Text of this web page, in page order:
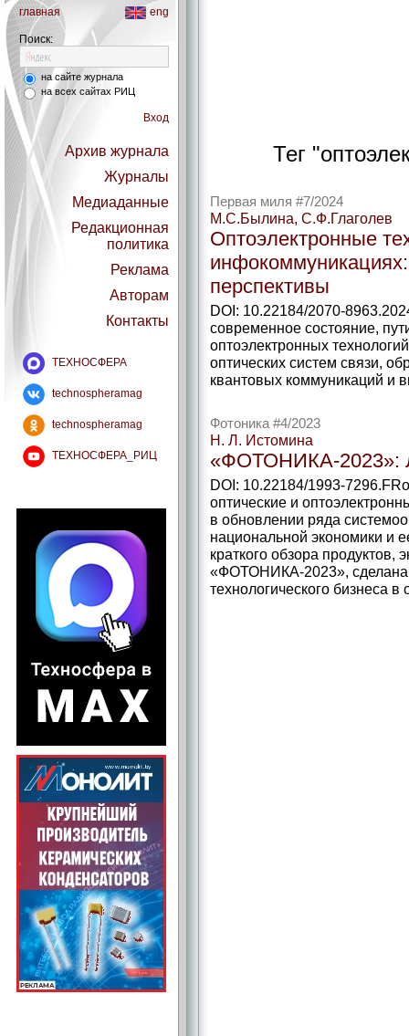
главная eng
Поиск:
на сайте журнала
на всех сайтах РИЦ
Вход
Архив журнала
Журналы
Медиаданные
Редакционная
политика
Реклама
Авторам
Контакты
ТЕХНОСФЕРА
technospheramag
technospheramag
ТЕХНОСФЕРА_РИЦ
Тег
Первая миля #7/2024
М.С.Былина, С.Ф.Глаголев
Оптоэлектронные
перспективы
DOI: 10.22184/2070-
современное состояние,
оптоэлектронных
оптических систем связи,
квантовых коммуникаций и
Фотоника #4/2023
Н. Л. Истомина
DOI: 10.22184/1993-
оптические и
в обновлении ряда
национальной экономики и
краткого обзора
«ФОТОНИКА‑2023»,
технологического бизнеса в